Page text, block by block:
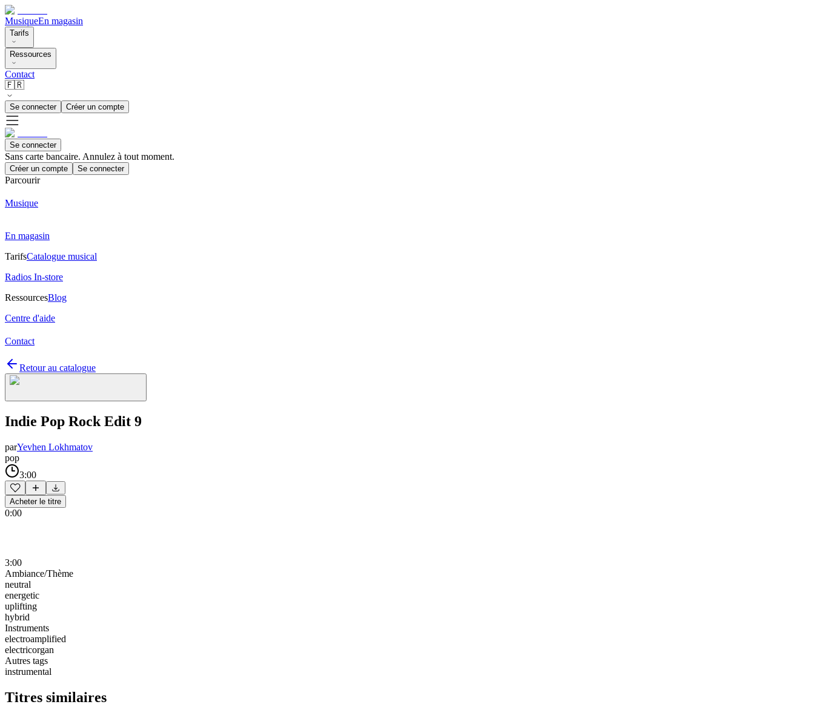
MusiqueEn magasin
Tarifs
Ressources
Contact
🇫🇷
Se connecter Créer un compte
Se connecter
Sans carte bancaire. Annulez à tout moment.
Créer un compte Se connecter
Parcourir
Musique
En magasin
TarifsCatalogue musical
Radios In-store
RessourcesBlog
Centre d'aide
Contact
Retour au catalogue
Indie Pop Rock Edit 9
parYevhen Lokhmatov
pop
3:00
Acheter le titre
0:00
3:00
Ambiance/Thème
neutral
energetic
uplifting
hybrid
Instruments
electroamplified
electricorgan
Autres tags
instrumental
Titres similaires